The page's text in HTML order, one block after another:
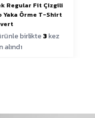
Regular Fit Çizgili
Yaka Örme T-Shirt
birlikte3kez
alındı